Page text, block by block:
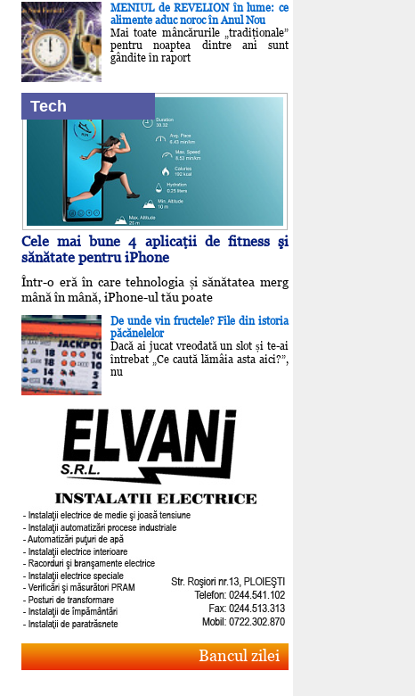
MENIUL de REVELION în lume: ce
alimente aduc noroc în Anul Nou
Mai toate mâncărurile „tradiţionale”
pentru noaptea dintre ani sunt
gândite în raport
Tech
Cele mai bune 4 aplicaţii de fitness şi
sănătate pentru iPhone
Într-o eră în care tehnologia și sănătatea merg
mână în mână, iPhone-ul tău poate
De unde vin fructele? File din istoria
păcănelelor
Dacă ai jucat vreodată un slot și te-ai
întrebat „Ce caută lămâia asta aici?”,
nu
Bancul zilei